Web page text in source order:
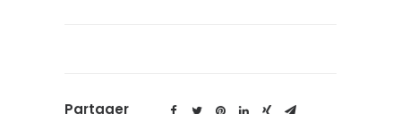
Partager